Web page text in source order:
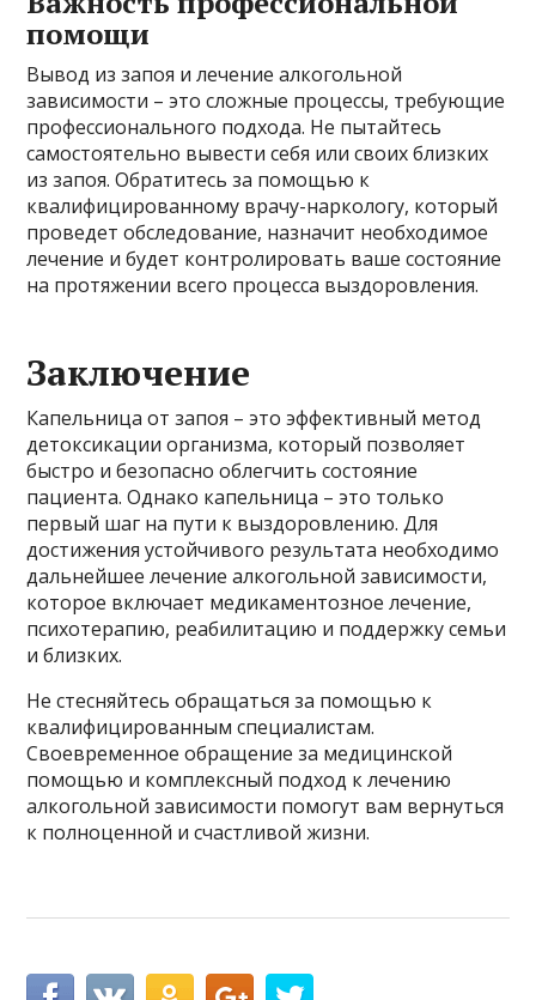
помощи
Вывод из запоя и лечение алкогольной
зависимости – это сложные процессы, требующие
профессионального подхода. Не пытайтесь
самостоятельно вывести себя или своих близких
из запоя. Обратитесь за помощью к
квалифицированному врачу-наркологу, который
проведет обследование, назначит необходимое
лечение и будет контролировать ваше состояние
на протяжении всего процесса выздоровления.
Заключение
Капельница от запоя – это эффективный метод
детоксикации организма, который позволяет
быстро и безопасно облегчить состояние
пациента. Однако капельница – это только
первый шаг на пути к выздоровлению. Для
достижения устойчивого результата необходимо
дальнейшее лечение алкогольной зависимости,
которое включает медикаментозное лечение,
психотерапию, реабилитацию и поддержку семьи
и близких.
Не стесняйтесь обращаться за помощью к
квалифицированным специалистам.
Своевременное обращение за медицинской
помощью и комплексный подход к лечению
алкогольной зависимости помогут вам вернуться
к полноценной и счастливой жизни.